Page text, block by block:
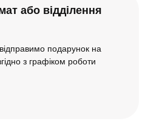
або відділення
подарунок на
з графіком роботи